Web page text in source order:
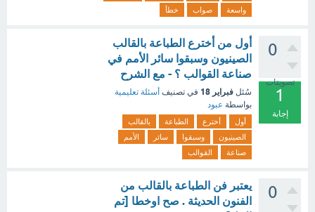
واسعة
صواب خطأ
0
تصويتات
1
إجابة
أول من أخترع الطباعة بالقالب
الصينيون وسبقوا سائر الأمم في
صناعة القوالب ؟ - مع الشرح
سُئل فبراير 18 في تصنيف أسئلة تعليمية
بواسطة عبود
أول أخترع الطباعة
بالقالب
الصينيون
وسبقوا سائر
الأمم
صناعة
القوالب
0
يعتبر فن الطباعة بالقالب من
الفنون الحديثة . صح اوخطا [تم